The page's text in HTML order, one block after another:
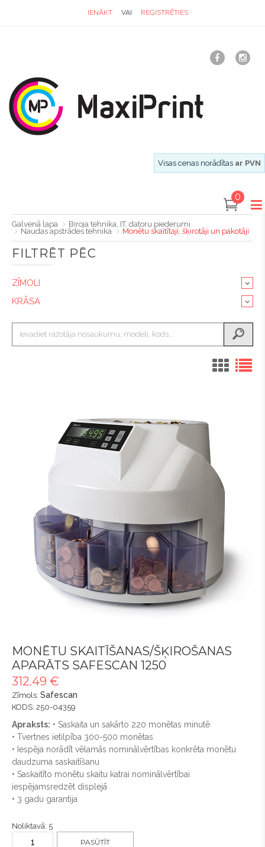
IENĀKT VAI REĢISTRĒTIES
Visas cenas norādītas ar PVN
0
Galvenā lapa
Biroja tehnika, IT, datoru piederumi
Naudas apstrādes tehnika
Monētu skaitītaji, šķirotāji un pakotāji
FILTRĒT PĒC
ZĪMOLI
KRĀSA
MONĒTU SKAITĪŠANAS/ŠĶIROŠANAS
APARĀTS SAFESCAN 1250
312.49 €
Zīmols: Safescan
KODS: 250-04359
Apraksts: • Saskaita un sakārto 220 monētas minutē
• Tvertnes ietilpība 300-500 monētas
• Iespēja norādīt vēlamās nominālvērtības konkrēta monētu
daudzuma saskaitīšanu
• Saskaitīto monētu skaitu katrai nominālvērtībai
iespējamsredzēt displejā
• 3 gadu garantija
Noliktavā: 5
PASŪTĪT